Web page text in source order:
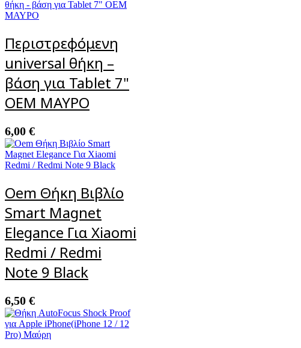
Περιστρεφόμενη
universal θήκη –
βάση για Tablet 7"
OEM ΜΑΥΡΟ
6,00 €
Oem Θήκη Βιβλίο
Smart Magnet
Elegance Για Xiaomi
Redmi / Redmi
Note 9 Black
6,50 €